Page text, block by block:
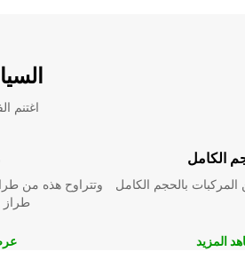
اغتنم
وتتراوح هذه من
طراز
الكامل
بالحجم الكامل
المزيد